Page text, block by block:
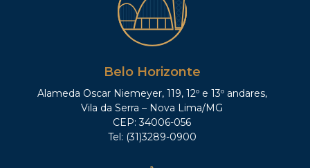
Belo Horizonte
Alameda Oscar Niemeyer, 119, 12º e 13º andares,
Vila da Serra – Nova Lima/MG
CEP: 34006-056
Tel: (31)3289-0900